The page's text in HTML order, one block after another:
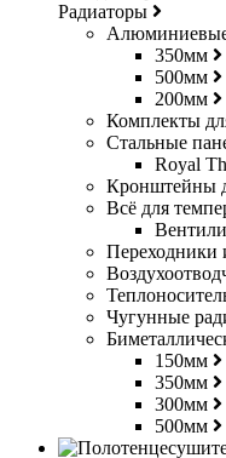
Радиаторы
350мм
500мм
200мм
Комплекты
Стальные
Royal
Кронштейны
Всё для
Переходники
Чугунные
150мм
350мм
300мм
500мм